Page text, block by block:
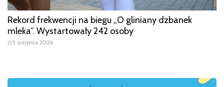
Rekord frekwencji na biegu „O gliniany dzbanek
mleka”. Wystartowały 242 osoby
05 sierpnia 2026